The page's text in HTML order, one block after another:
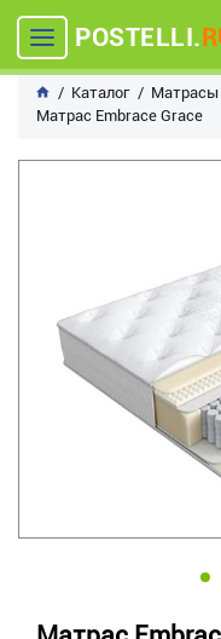
POSTELLI.
Каталог Матрасы
Матрас Embrace Grace